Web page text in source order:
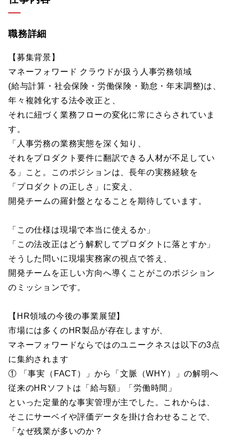
職務詳細
【募集背景】
マネーフォワード クラウドが扱う人事労務領域
(給与計算・社会保険・労働保険・勤怠・年末調整)は、
年々複雑化する法令改正と、
それに紐づく業務フローの変化に常にさらされていま
す。
「人事労務の業務実態を深く知り、
それをプロダクト要件に翻訳できる人材が不足してい
る」こと。このポジションは、長年の実務経験を
「プロダクトの正しさ」に変え、
開発チームの羅針盤となることを期待しています。
「この仕様は現場で本当に使えるか」
「この法改正はどう解釈してプロダクトに落とすか」
そうした問いに現場実務家の視点で答え、
開発チームを正しい方向へ導くことがこのポジション
のミッションです。
【HR領域の今後の事業展望】
市場には多くのHR製品が存在しますが、
マネーフォワードならではのユニークネスは以下の3点
に集約されます
① 「事実（FACT）」から「文脈（WHY）」の解明へ
従来のHRソフトは「給与額」「労働時間」
といった定量的な事実管理が主でした。これからは、
そこにサーベイや評価データを掛け合わせることで、
「なぜ残業が多いのか？